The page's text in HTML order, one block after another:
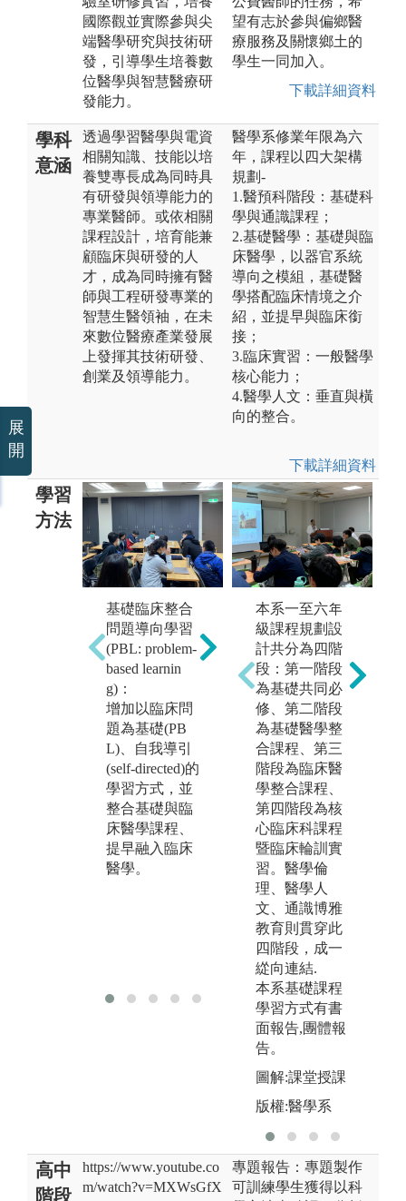
國際觀並實際參與尖
端醫學研究與技術研
發，引導學生培養數
位醫學與智慧醫療研
發能力。
望有志於參與偏鄉醫
療服務及關懷鄉土的
學生一同加入。
下載詳細資料
學科
意涵
透過學習醫學與電資
相關知識、技能以培
養雙專長成為同時具
有研發與領導能力的
專業醫師。或依相關
課程設計，培育能兼
顧臨床與研發的人
才，成為同時擁有醫
師與工程研發專業的
智慧生醫領袖，在未
來數位醫療產業發展
上發揮其技術研發、
創業及領導能力。
醫學系修業年限為六
年，課程以四大架構
規劃-
1.醫預科階段：基礎科
學與通識課程；
2.基礎醫學：基礎與臨
床醫學，以器官系統
導向之模組，基礎醫
學搭配臨床情境之介
紹，並提早與臨床銜
接；
3.臨床實習：一般醫學
核心能力；
4.醫學人文：垂直與橫
向的整合。
下載詳細資料
學習
方法
基礎臨床整合
問題導向學習
(PBL: problem-
based learnin
g)：
增加以臨床問
題為基礎(PB
L)、自我導引
(self-directed)的
學習方式，並
整合基礎與臨
床醫學課程、
提早融入臨床
醫學。
課堂講授:課程
包含數個學習
區段(learning bl
ocks)，每一區
段包含數週之
授課及問題導
向學習PBL病
案討論，並且
融入適度之醫
病關係(Physici
ans and Societ
y)，以及段考
測驗。講堂授
課及實驗課程
涵蓋各學習區
段之核心概
念， 作為瞭解
臨床病案之基
礎知識。
本系一至六年
級課程規劃設
計共分為四階
段：第一階段
為基礎共同必
修、第二階段
為基礎醫學整
合課程、第三
階段為臨床醫
學整合課程、
第四階段為核
心臨床科課程
暨臨床輪訓實
習。醫學倫
理、醫學人
文、通識博雅
教育則貫穿此
四階段，成一
緃向連結.
本系基礎課程
學習方式有書
面報告,團體報
告。
圖解:課堂授課
版權:醫學系
高中
階段
https://www.youtube.co
m/watch?v=MXWsGfX
專題報告：專題製作
可訓練學生獲得以科
展
開